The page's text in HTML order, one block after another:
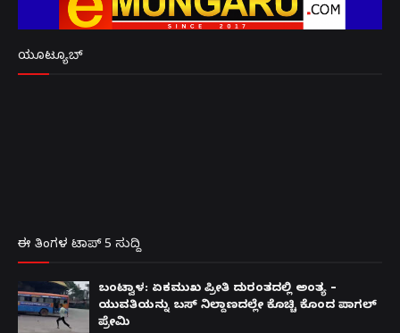
ಯೂಟ್ಯೂಬ್
ಈ ತಿಂಗಳ ಟಾಪ್ 5 ಸುದ್ದಿ
ಬಂಟ್ವಾಳ: ಏಕಮುಖ ಪ್ರೀತಿ ದುರಂತದಲ್ಲಿ ಅಂತ್ಯ –
ಯುವತಿಯನ್ನು ಬಸ್ ನಿಲ್ದಾಣದಲ್ಲೇ ಕೊಚ್ಚಿ ಕೊಂದ ಪಾಗಲ್
ಪ್ರೇಮಿ